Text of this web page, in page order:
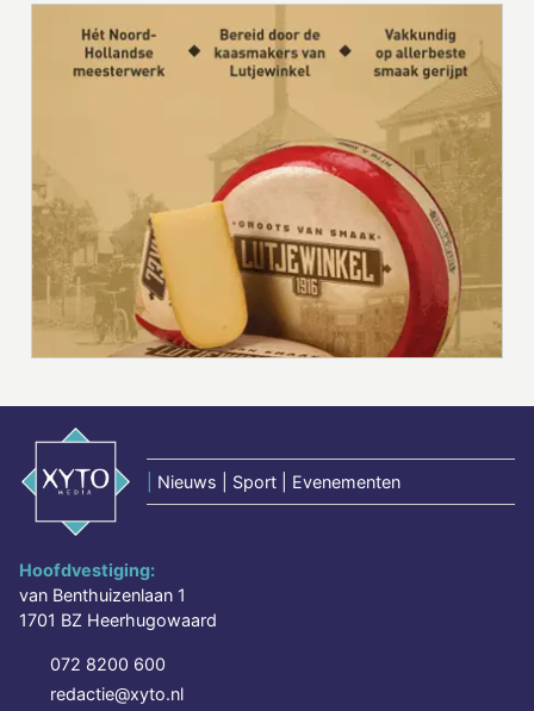
Nieuws | Sport | Evenementen
Hoofdvestiging:
van Benthuizenlaan 1
1701 BZ Heerhugowaard
072 8200 600
redactie@xyto.nl